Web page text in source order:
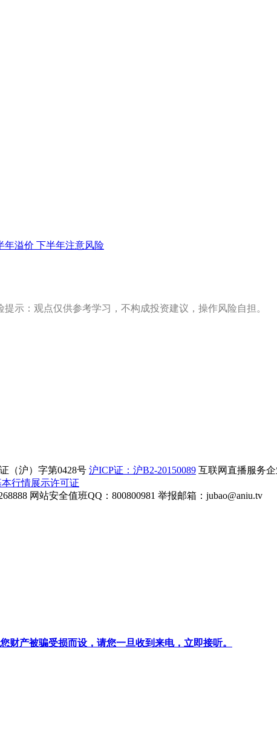
年溢价 下半年注意风险
提示：观点仅供参考学习，不构成投资建议，操作风险自担。
（沪）字第0428号 沪ICP证：沪B2-20150089 互联网直播服务企
行情展示许可证
网站安全值班QQ：800800981 举报邮箱： jubao@aniu.tv
财产被骗受损而设，请您一旦收到来电，立即接听。